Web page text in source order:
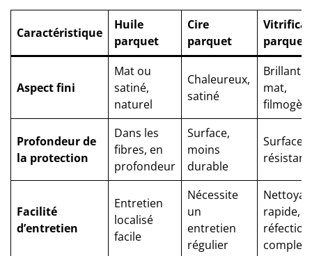
Caractéristique
Huile
parquet
Cire
parquet
parquet
Aspect fini
Mat ou
satiné,
naturel
Chaleureux,
satiné
Brillant à
mat,
Profondeur de
la protection
Dans les
fibres, en
profondeur
Surface,
moins
durable
Surface,
Facilité
d’entretien
Entretien
localisé
facile
Nécessite
un
entretien
régulier
rapide,
réfection